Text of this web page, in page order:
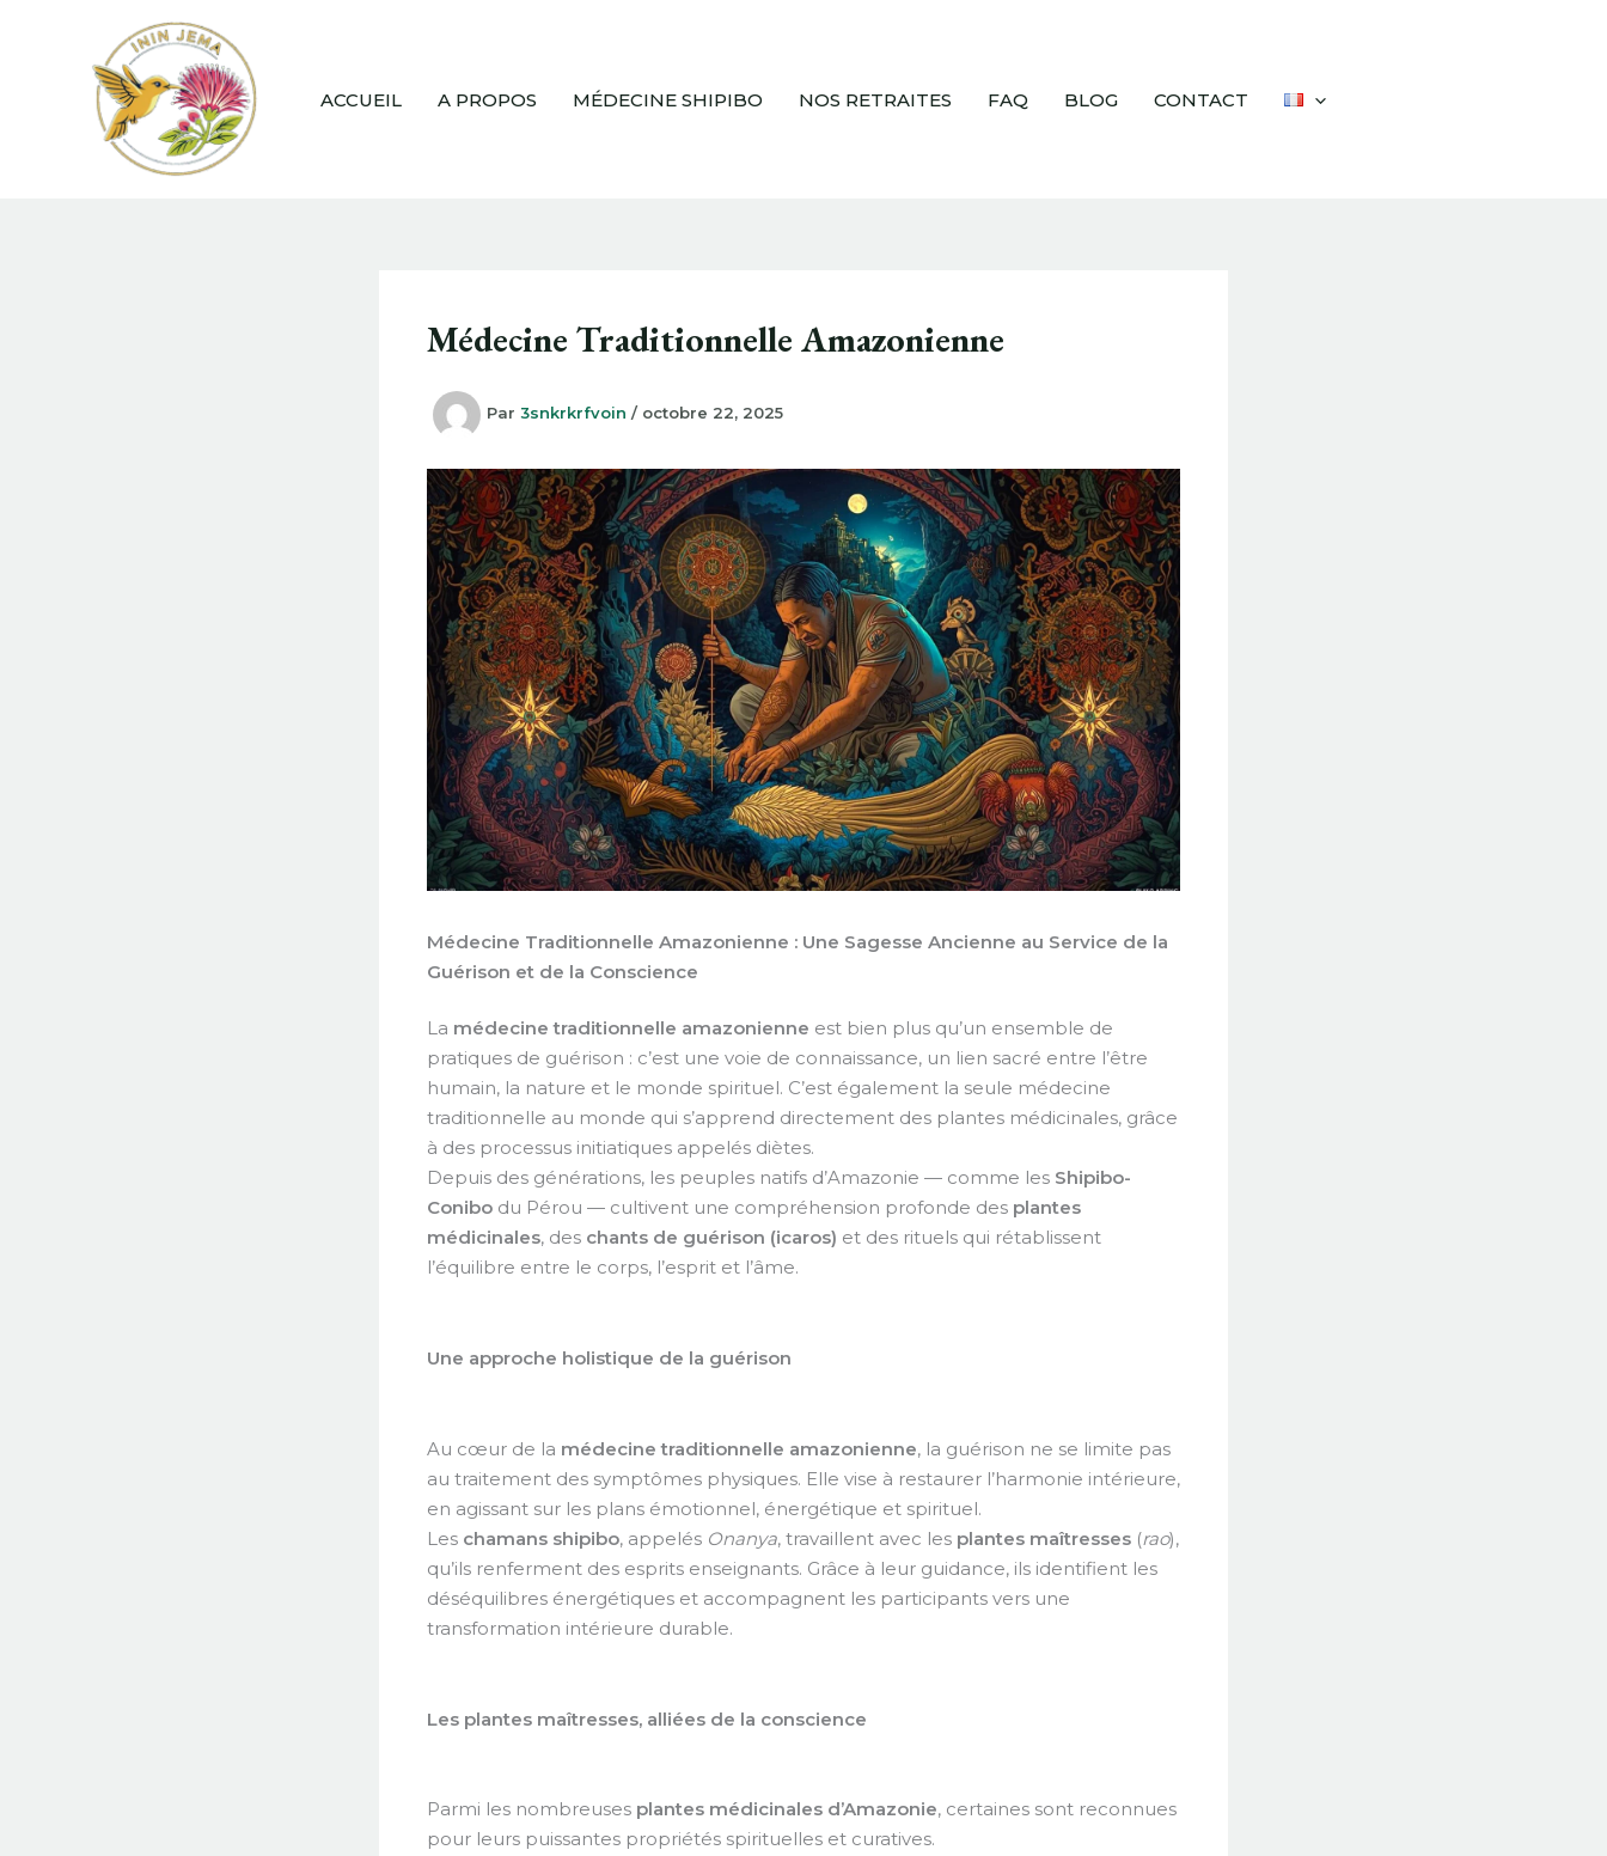
ACCUEIL
A PROPOS MÉDECINE SHIPIBO NOS RETRAITES FAQ BLOG CONTACT
Médecine Traditionnelle Amazonienne
Par 3snkrkrfvoin / octobre 22, 2025
Médecine Traditionnelle Amazonienne : Une Sagesse Ancienne au Service de la
Guérison et de la Conscience
La médecine traditionnelle amazonienne est bien plus qu’un ensemble de
pratiques de guérison : c’est une voie de connaissance, un lien sacré entre l’être
humain, la nature et le monde spirituel. C’est également la seule médecine
traditionnelle au monde qui s’apprend directement des plantes médicinales, grâce
à des processus initiatiques appelés diètes.
Depuis des générations, les peuples natifs d’Amazonie — comme les Shipibo-
Conibo du Pérou — cultivent une compréhension profonde des plantes
médicinales, des chants de guérison (icaros) et des rituels qui rétablissent
l’équilibre entre le corps, l’esprit et l’âme.
Une approche holistique de la guérison
Au cœur de la médecine traditionnelle amazonienne, la guérison ne se limite pas
au traitement des symptômes physiques. Elle vise à restaurer l’harmonie intérieure,
en agissant sur les plans émotionnel, énergétique et spirituel.
Les chamans shipibo, appelés Onanya, travaillent avec les plantes maîtresses (rao),
qu’ils renferment des esprits enseignants. Grâce à leur guidance, ils identifient les
déséquilibres énergétiques et accompagnent les participants vers une
transformation intérieure durable.
Les plantes maîtresses, alliées de la conscience
Parmi les nombreuses plantes médicinales d’Amazonie, certaines sont reconnues
pour leurs puissantes propriétés spirituelles et curatives.